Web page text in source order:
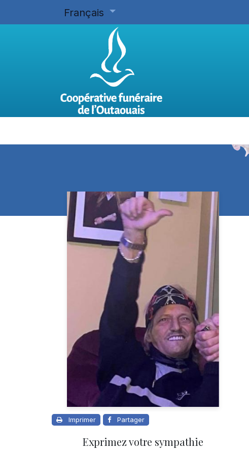
Français
Imprimer Partager
Exprimez votre sympathie